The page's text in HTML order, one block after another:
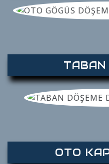
TABAN
OTO